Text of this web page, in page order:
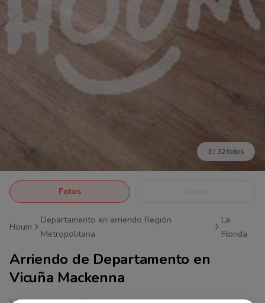
3/ 32fotos
Fotos
Houm
Departamento en arriendo Región
Metropolitana
La
Florida
Arriendo de Departamento en
Vicuña Mackenna